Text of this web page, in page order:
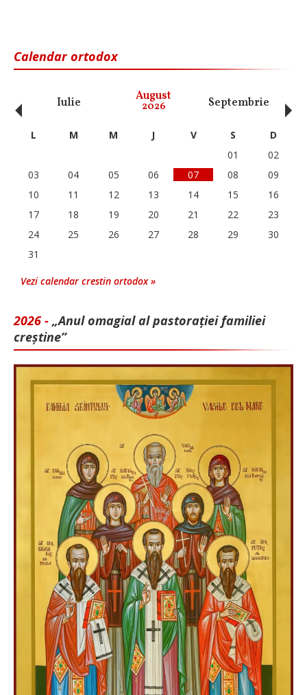
Calendar ortodox
Iulie August
2026 Septembrie
‹ L M M J V S
D
01
02
03
04 05 06 07 08
09
10
11 12 13 14 15
16
17
18 19 20 21 22
23
24
25 26 27 28 29
30
31
Vezi calendar crestin ortodox »
2026 - „Anul omagial al pastorației familiei
creștine”